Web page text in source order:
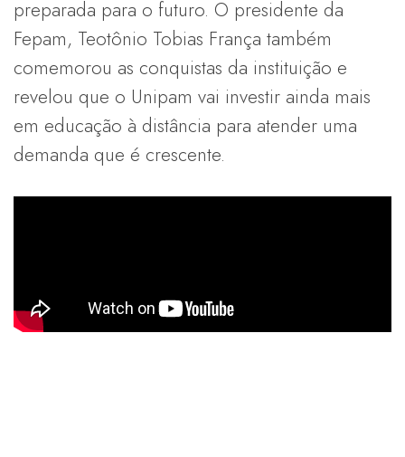
preparada para o futuro. O presidente da
Fepam, Teotônio Tobias França também
comemorou as conquistas da instituição e
revelou que o Unipam vai investir ainda mais
em educação à distância para atender uma
demanda que é crescente.